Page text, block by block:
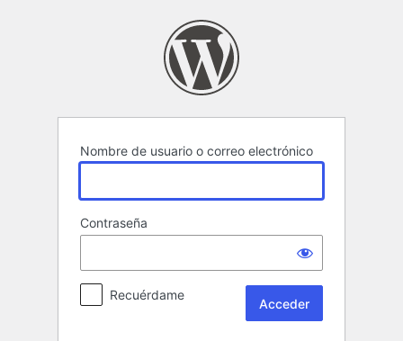
Nombre de usuario o correo electrónico
Contraseña
Recuérdame